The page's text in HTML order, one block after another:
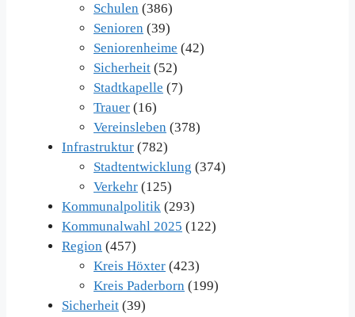
Schulen (386)
Senioren (39)
Seniorenheime (42)
Sicherheit (52)
Stadtkapelle (7)
Trauer (16)
Vereinsleben (378)
Infrastruktur (782)
Stadtentwicklung (374)
Verkehr (125)
Kommunalpolitik (293)
Kommunalwahl 2025 (122)
Region (457)
Kreis Höxter (423)
Kreis Paderborn (199)
Sicherheit (39)